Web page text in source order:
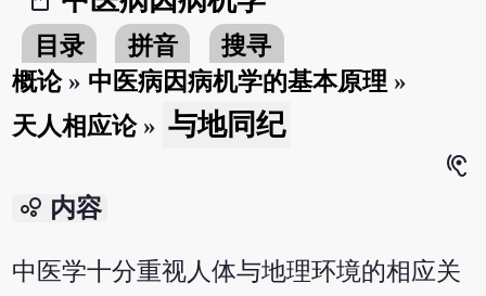
目录 拼音
搜寻
概论» 中医病因病机学的基本原理 »
天人相应论» 与地同纪
hearing
bubble_chart 内容
中医学十分重视人体与地理环境的相应关